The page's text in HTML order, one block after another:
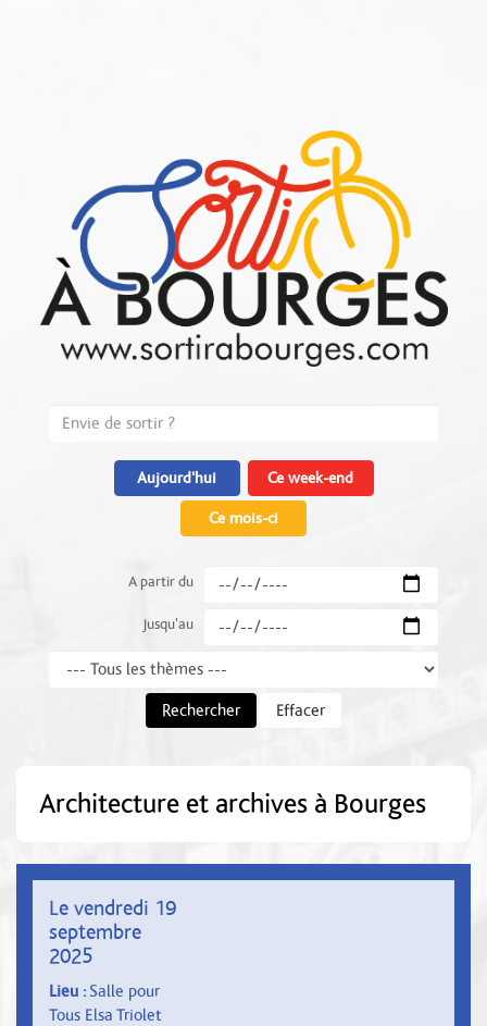
Aujourd'hui Ce week-end
Ce mois-ci
A partir du
Jusqu'au
Rechercher Effacer
Architecture et archives à Bourges
Le vendredi 19
septembre
2025
Lieu :Salle pour
Tous Elsa Triolet